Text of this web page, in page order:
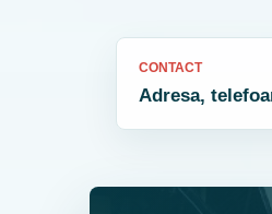
CONTACT
Adresa,